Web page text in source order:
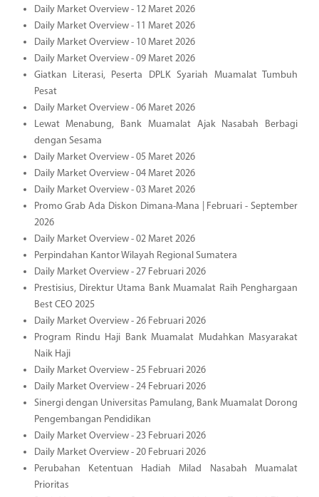
Daily Market Overview - 12 Maret 2026
Daily Market Overview - 11 Maret 2026
Daily Market Overview - 10 Maret 2026
Daily Market Overview - 09 Maret 2026
Giatkan Literasi, Peserta DPLK Syariah Muamalat Tumbuh
Pesat
Daily Market Overview - 06 Maret 2026
Lewat Menabung, Bank Muamalat Ajak Nasabah Berbagi
dengan Sesama
Daily Market Overview - 05 Maret 2026
Daily Market Overview - 04 Maret 2026
Daily Market Overview - 03 Maret 2026
Promo Grab Ada Diskon Dimana-Mana | Februari - September
2026
Daily Market Overview - 02 Maret 2026
Perpindahan Kantor Wilayah Regional Sumatera
Daily Market Overview - 27 Februari 2026
Prestisius, Direktur Utama Bank Muamalat Raih Penghargaan
Best CEO 2025
Daily Market Overview - 26 Februari 2026
Program Rindu Haji Bank Muamalat Mudahkan Masyarakat
Naik Haji
Daily Market Overview - 25 Februari 2026
Daily Market Overview - 24 Februari 2026
Sinergi dengan Universitas Pamulang, Bank Muamalat Dorong
Pengembangan Pendidikan
Daily Market Overview - 23 Februari 2026
Daily Market Overview - 20 Februari 2026
Perubahan Ketentuan Hadiah Milad Nasabah Muamalat
Prioritas